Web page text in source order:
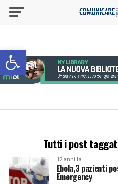
Apri la barra degli strumenti
Tutti i post
12 anni fa
Ebola,3 pazienti
Emergency